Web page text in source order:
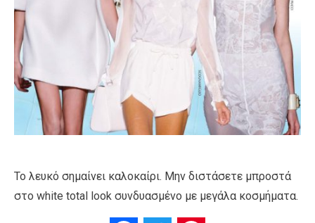
Το λευκό σημαίνει καλοκαίρι. Μην διστάσετε μπροστά
στο white total look συνδυασμένο με μεγάλα κοσμήματα.